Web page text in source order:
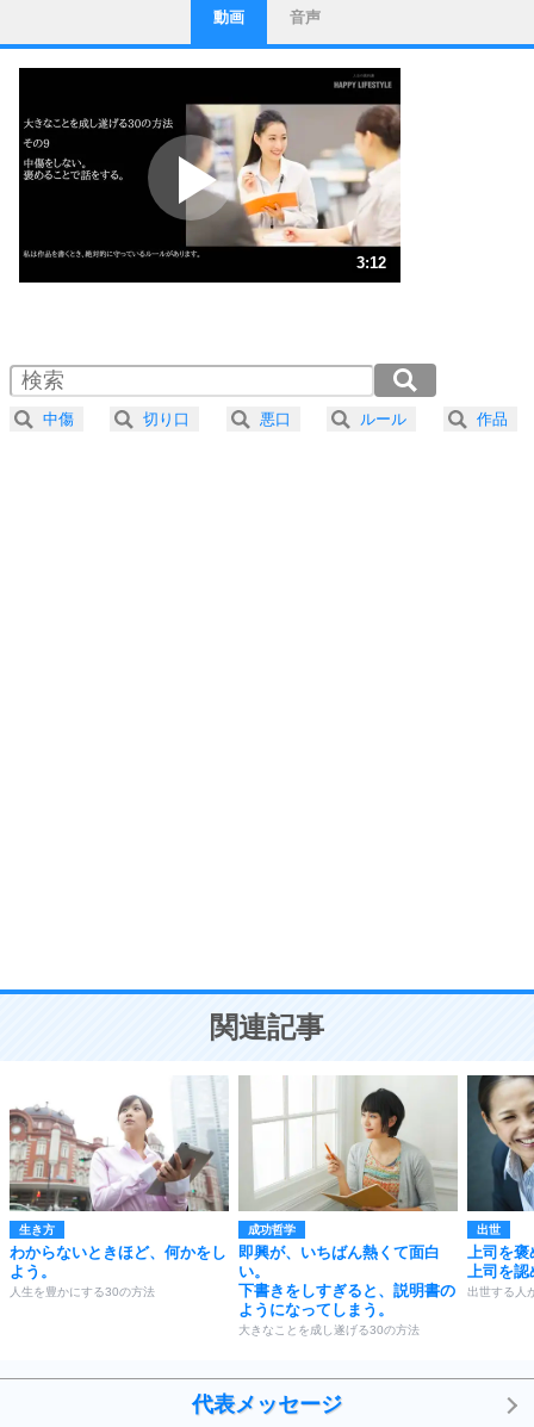
1
ストレス対策
他人と比べない。
いっそのこと、他人を見ない。
いらいらしない人になる30の方法
プラス思考
ポジティブになれない原因は、行動しないから。
ポジティブ思考になる30の方法
ストレス対策
人生、なんとかなるもの。
気楽に生きる30の方法
4 器の大きい人は、怒りを優しさで表現する。
ことが大切。
動画 音声
3:12
2.0倍速 （377KB 1分36秒）
2.5倍速 （302KB 1分17秒）
3.0倍速 （252KB 1分4秒）
中傷 切り口 悪口 ルール 作品
関連記事
生き方
わからないときほど、何かをし
よう。
人生を豊かにする30の方法
成功哲学
即興が、いちばん熱くて面白
い。
下書きをしすぎると、説明書の
ようになってしまう。
大きなことを成し遂げる30の方法
出世
上司を褒
上司を認
出世する人
代表メッセージ